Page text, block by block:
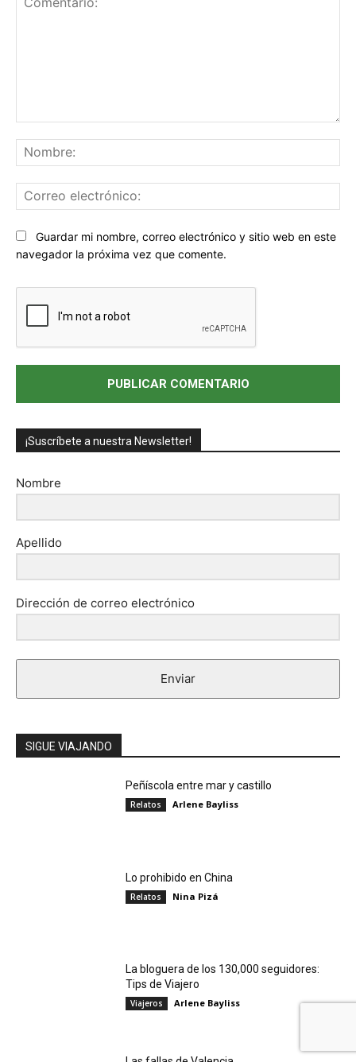
Sitio
web:
Guardar mi nombre, correo electrónico y sitio web en este
navegador la próxima vez que comente.
¡Suscríbete a nuestra Newsletter!
Nombre
Apellido
Dirección de correo electrónico
Enviar
SIGUE VIAJANDO
Peñíscola entre mar y castillo
Relatos Arlene Bayliss
Lo prohibido en China
Relatos Nina Pizá
La bloguera de los 130,000 seguidores:
Tips de Viajero
Viajeros Arlene Bayliss